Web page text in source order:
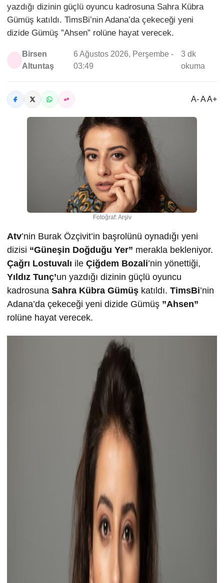
yazdığı dizinin güçlü oyuncu kadrosuna Sahra Kübra
Gümüş katıldı. TimsBi’nin Adana’da çekeceği yeni
dizide Gümüş ”Ahsen” rolüne hayat verecek.
Birsen
Altuntaş
6 Ağustos 2026, Perşembe -
03:49
3 dk
okuma
A- A A+
Fotoğraf: Arşiv
Atv’nin Burak Özçivit’in başrolünü oynadığı yeni
dizisi “Güneşin Doğduğu Yer” merakla bekleniyor.
Çağrı Lostuvalı ile Çiğdem Bozali’nin yönettiği,
Yıldız Tunç’un yazdığı dizinin güçlü oyuncu
kadrosuna Sahra Kübra Gümüş katıldı. TimsBi’nin
Adana’da çekeceği yeni dizide Gümüş ”Ahsen”
rolüne hayat verecek.